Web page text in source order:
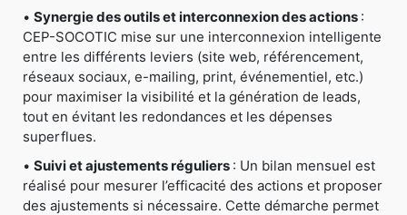
• Synergie des outils et interconnexion des actions :
CEP-SOCOTIC mise sur une interconnexion intelligente
entre les différents leviers (site web, référencement,
réseaux sociaux, e-mailing, print, événementiel, etc.)
pour maximiser la visibilité et la génération de leads,
tout en évitant les redondances et les dépenses
superflues.
• Suivi et ajustements réguliers : Un bilan mensuel est
réalisé pour mesurer l’efficacité des actions et proposer
des ajustements si nécessaire. Cette démarche permet